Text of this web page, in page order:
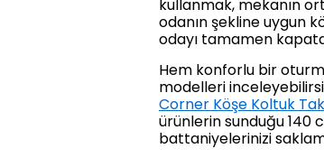
kullanmak, mekanın
odanın şekline uygun
odayı tamamen
Hem konforlu bir
modelleri
Corner Köşe Koltuk
ürünlerin sunduğu 140
battaniyelerinizi